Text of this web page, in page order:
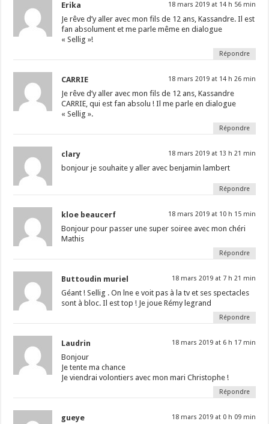
Erika 18 mars 2019 at 14 h 56 min
Je rêve d’y aller avec mon fils de 12 ans, Kassandre. Il est
fan absolument et me parle même en dialogue
« Sellig »!
Répondre
CARRIE 18 mars 2019 at 14 h 26 min
Je rêve d’y aller avec mon fils de 12 ans, Kassandre
CARRIE, qui est fan absolu ! Il me parle en dialogue
« Sellig ».
Répondre
clary 18 mars 2019 at 13 h 21 min
bonjour je souhaite y aller avec benjamin lambert
Répondre
kloe beaucerf 18 mars 2019 at 10 h 15 min
Bonjour pour passer une super soiree avec mon chéri
Mathis
Répondre
Buttoudin muriel 18 mars 2019 at 7 h 21 min
Géant ! Sellig . On lne e voit pas à la tv et ses spectacles
sont à bloc. Il est top ! Je joue Rémy legrand
Répondre
Laudrin 18 mars 2019 at 6 h 17 min
Bonjour
Je tente ma chance
Je viendrai volontiers avec mon mari Christophe !
Répondre
gueye 18 mars 2019 at 0 h 09 min